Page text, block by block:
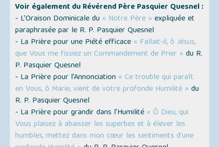
Voir également du Révérend Père Pasquier Quesnel :
- L’Oraison Dominicale du « Notre Père » expliquée et
paraphrasée par le R. P. Pasquier Quesnel
- La Prière pour une Piété efficace « Fallait-il, ô Jésus,
que Vous me fissiez un Commandement de Prier » du R.
P. Pasquier Quesnel
- La Prière pour l’Annonciation « Ce trouble qui paraît
en Vous, ô Marie, vient de votre profonde Humilité » du
R. P. Pasquier Quesnel
- La Prière pour grandir dans l’Humilité « Ô Dieu, qui
Vous plaisez à abaisser les superbes et à élever les
humbles, mettez dans mon cœur les sentiments d'une